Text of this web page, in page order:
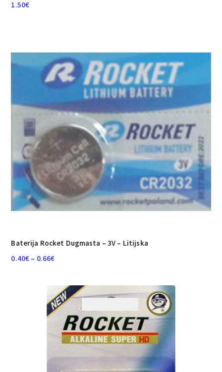
1.50€
Baterija Rocket Dugmasta – 3V – Litijska
0.40€ – 0.66€Raspon
0.40€
do
0.66€